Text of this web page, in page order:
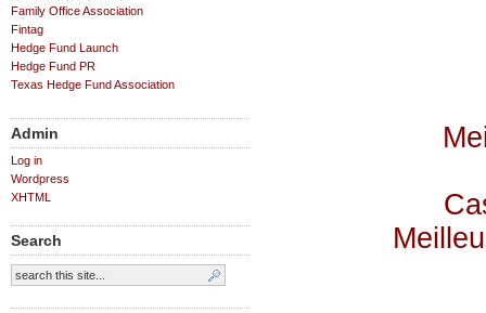
Family Office Association
Fintag
Hedge Fund Launch
Hedge Fund PR
Texas Hedge Fund Association
Admin
Log in
Wordpress
XHTML
Search